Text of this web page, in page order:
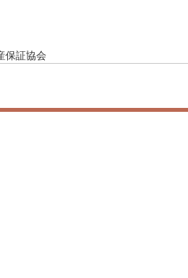
保証協会